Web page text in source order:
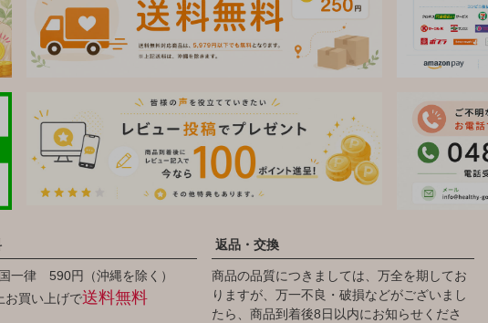
一律 590円（沖縄を除く）
お買い上げで送料無料
返品・交換
商品の品質につきましては、万全を期してお
りますが、万一不良・破損などがございまし
たら、商品到着後8日以内にお知らせくださ